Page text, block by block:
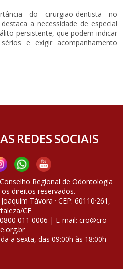
do cirurgião-dentista no
a necessidade de especial
persistente, que podem indicar
e exigir acompanhamento
REDES SOCIAIS
Regional de Odontologia
direitos reservados.
Távora · CEP: 60110·261,
CE
011 0006 | E-mail: cro@cro-
a sexta, das 09:00h às 18:00h